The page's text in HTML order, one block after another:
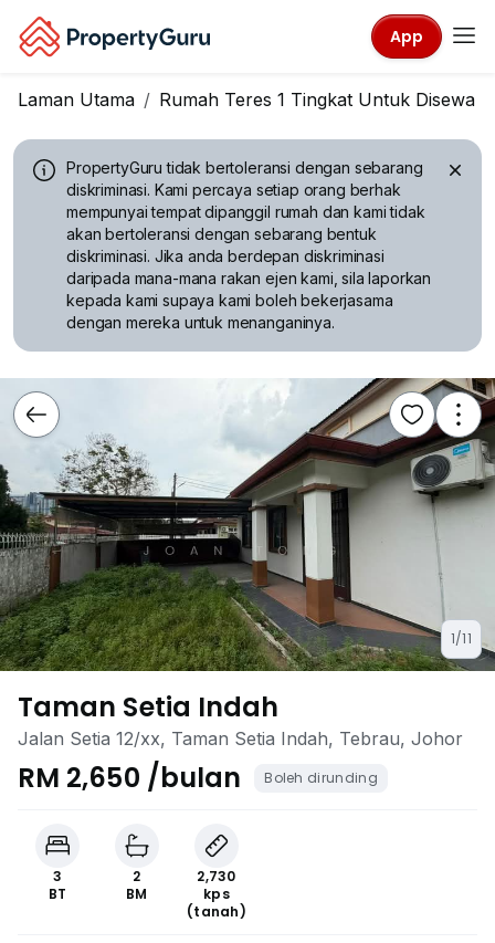
App
Laman Utama Rumah Teres 1 Tingkat Untuk Disewa
PropertyGuru tidak bertoleransi dengan sebarang
diskriminasi. Kami percaya setiap orang berhak
mempunyai tempat dipanggil rumah dan kami tidak
akan bertoleransi dengan sebarang bentuk
diskriminasi. Jika anda berdepan diskriminasi
daripada mana-mana rakan ejen kami, sila laporkan
kepada kami supaya kami boleh bekerjasama
dengan mereka untuk menanganinya.
1/11
Taman Setia Indah
Jalan Setia 12/xx, Taman Setia Indah, Tebrau, Johor
RM 2,650 /bulan Boleh dirunding
3
BT
2
BM
2,730
kps
(tanah)